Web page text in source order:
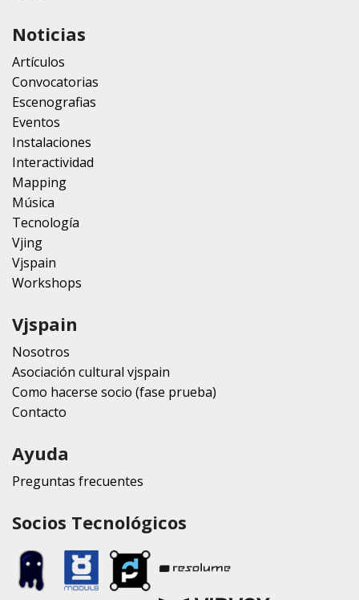
Noticias
Artículos
Convocatorias
Escenografias
Eventos
Instalaciones
Interactividad
Mapping
Música
Tecnología
Vjing
Vjspain
Workshops
Vjspain
Nosotros
Asociación cultural vjspain
Como hacerse socio (fase prueba)
Contacto
Ayuda
Preguntas frecuentes
Socios Tecnológicos